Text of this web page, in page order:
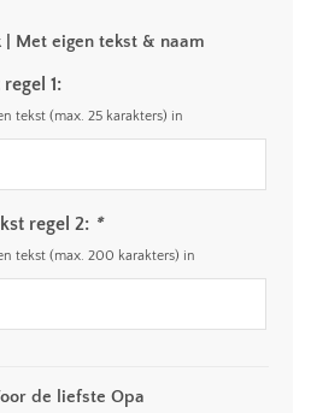
| Met eigen tekst & naam
1:
tekst (max. 25 karakters) in
regel 2: *
tekst (max. 200 karakters) in
de liefste Opa